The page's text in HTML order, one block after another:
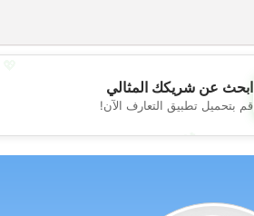
💕
ابحث عن شريكك المثالي
قم بتحميل تطبيق التعارف الآن!